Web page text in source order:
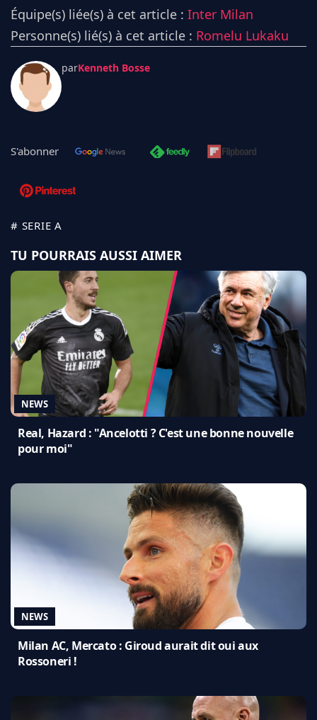
Équipe(s) liée(s) à cet article : Inter Milan
Personne(s) lié(s) à cet article : Romelu Lukaku
parKenneth Bosse
S'abonner
# SERIE A
TU POURRAIS AUSSI AIMER
NEWS
Real, Hazard : "Ancelotti ? C'est une bonne nouvelle
pour moi"
NEWS
Milan AC, Mercato : Giroud aurait dit oui aux
Rossoneri !